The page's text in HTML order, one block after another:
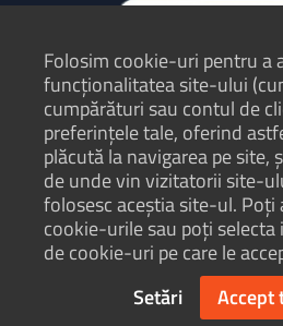
Protecția
Termeni și
Politică de
Hartă site
Folosim cookie-uri pentru a
funcționalitatea site-ului
cumpărături sau contul de
preferințele tale, oferind
plăcută la navigarea pe site,
de unde vin vizitatorii site-
folosesc aceștia site-ul. Poți
cookie-urile sau poți
de cookie-uri pe care le
Setări
Accept